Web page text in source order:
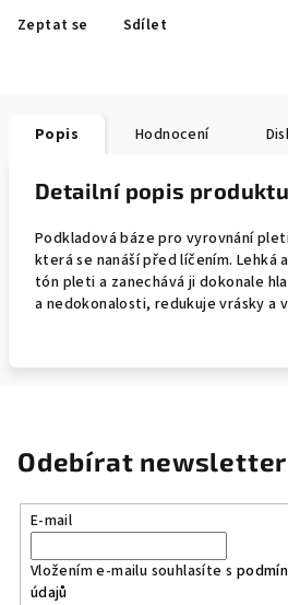
Zeptat se Sdílet
Popis Hodnocení
Detailní popis produktu
Podkladová báze pro vyrovnání
která se nanáší před líčením. Lehká
tón pleti a zanechává ji dokonale
a nedokonalosti, redukuje vrásky a
Odebírat newsletter
E-mail
Vložením e-mailu souhlasíte s
údajů